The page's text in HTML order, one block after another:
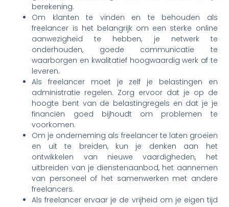
berekening.
Om klanten te vinden en te behouden als
freelancer is het belangrijk om een sterke online
aanwezigheid te hebben, je netwerk te
onderhouden, goede communicatie te
waarborgen en kwalitatief hoogwaardig werk af te
leveren.
Als freelancer moet je zelf je belastingen en
administratie regelen. Zorg ervoor dat je op de
hoogte bent van de belastingregels en dat je je
financiën goed bijhoudt om problemen te
voorkomen.
Om je onderneming als freelancer te laten groeien
en uit te breiden, kun je denken aan het
ontwikkelen van nieuwe vaardigheden, het
uitbreiden van je dienstenaanbod, het aannemen
van personeel of het samenwerken met andere
freelancers.
Als freelancer ervaar je de vrijheid om je eigen tijd